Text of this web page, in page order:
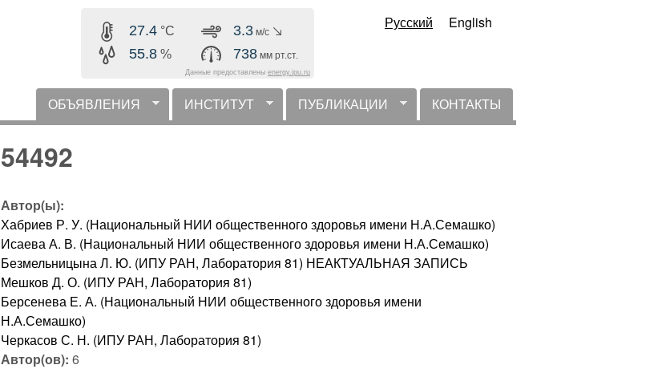
содержанию
27.4 °C
55.8 %
3.3 м/с
738 мм рт.ст.
Данные предоставлены energy.ipu.ru
Русский English
горизонтальное меню
ОБЪЯВЛЕНИЯ ИНСТИТУТ ПУБЛИКАЦИИ КОНТАКТЫ
54492
Автор(ы):
Хабриев Р. У. (Национальный НИИ общественного здоровья имени Н.А.Семашко)
Исаева А. В. (Национальный НИИ общественного здоровья имени Н.А.Семашко)
Безмельницына Л. Ю. (ИПУ РАН, Лаборатория 81) НЕАКТУАЛЬНАЯ ЗАПИСЬ
Мешков Д. О. (ИПУ РАН, Лаборатория 81)
Берсенева Е. А. (Национальный НИИ общественного здоровья имени
Н.А.Семашко)
Черкасов С. Н. (ИПУ РАН, Лаборатория 81)
Автор(ов):6